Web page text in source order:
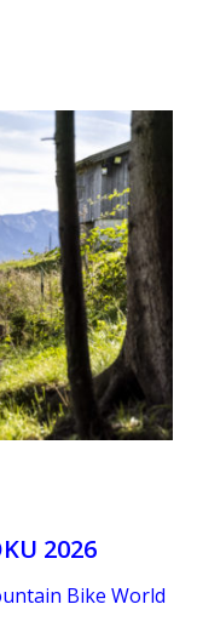
2026
Bike World